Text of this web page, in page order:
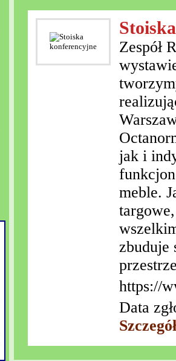
Zespół
jak i
meble.
zbuduje
https://
Data